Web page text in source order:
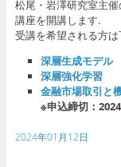
松尾・岩澤研究室主
講座を開講します.
受講を希望される方
深層生成モデル
深層強化学習
金融市場取引と
※申込締切：
2024年01月12日